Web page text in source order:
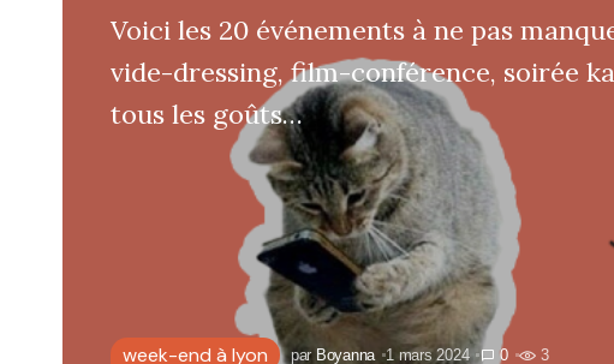
Voici les 20 événements à ne pas
vide-dressing, film-conférence, soirée
tous les goûts…
week-end à lyon par Boyanna 1 mars 2024 0 3